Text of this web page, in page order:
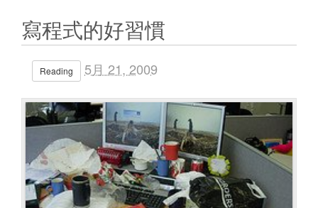
寫程式的好習慣
Reading 5月 21, 2009